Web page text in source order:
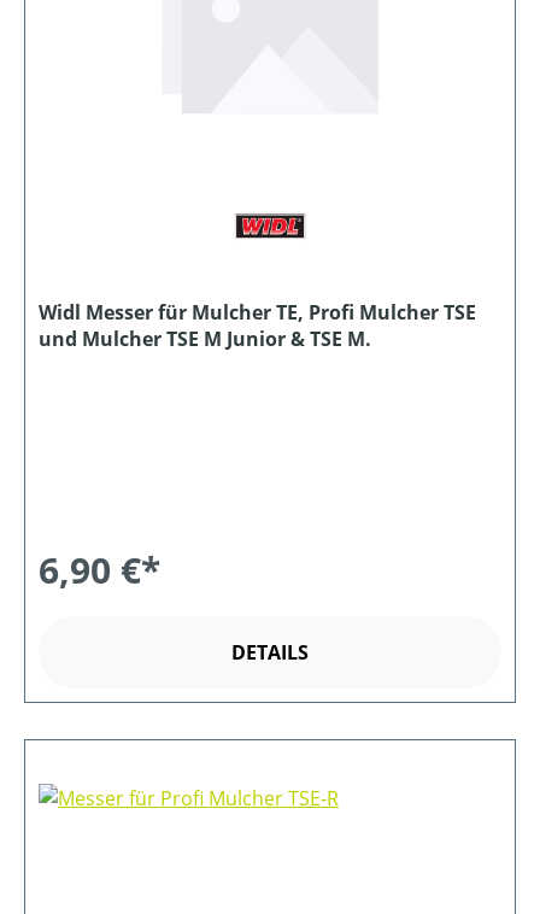
Widl Messer für Mulcher TE, Profi Mulcher TSE
und Mulcher TSE M Junior & TSE M.
6,90 €*
DETAILS